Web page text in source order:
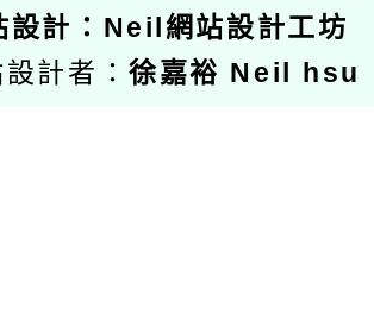
設計 ： Neil網站設計工坊
計者：徐嘉裕 Neil hsu